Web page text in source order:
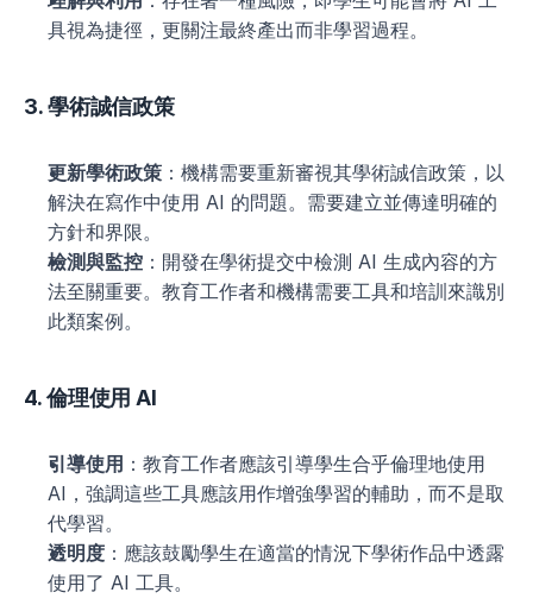
具視為捷徑，更關注最終產出而非學習過程。
3. 學術誠信政策
更新學術政策 ：機構需要重新審視其學術誠信政策，以
解決在寫作中使用 AI 的問題。需要建立並傳達明確的
方針和界限。
檢測與監控 ：開發在學術提交中檢測 AI 生成內容的方
法至關重要。教育工作者和機構需要工具和培訓來識別
此類案例。
4. 倫理使用 AI
引導使用 ：教育工作者應該引導學生合乎倫理地使用
AI，強調這些工具應該用作增強學習的輔助，而不是取
代學習。
透明度 ：應該鼓勵學生在適當的情況下學術作品中透露
使用了 AI 工具。